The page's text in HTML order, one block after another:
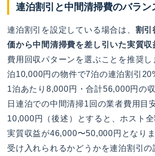
連泊割引と中間清掃費のバラン
連泊割引を設定している場合は、 割引
価から中間清掃費を差し引いた実質収
費用回収パターンを選ぶことを推奨
泊10,000円の物件で7泊の連泊割引
1泊あたり8,000円・合計56,000円の
日連泊での中間清掃1回の業者費用目
10,000円（後述）とすると、ホスト
実質収益が46,000〜50,000円となり
受け入れられるかどうかを連泊割引の